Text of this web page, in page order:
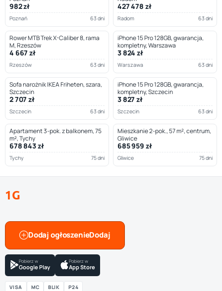
982 zł
Poznań 63 dni
427 478 zł
Radom 63 dni
Rower MTB Trek X-Caliber 8, rama
M, Rzeszów
4 667 zł
Rzeszów 63 dni
iPhone 15 Pro 128GB, gwarancja,
kompletny, Warszawa
3 824 zł
Warszawa 63 dni
Sofa narożnik IKEA Friheten, szara,
Szczecin
2 707 zł
Szczecin 63 dni
iPhone 15 Pro 128GB, gwarancja,
kompletny, Szczecin
3 827 zł
Szczecin 63 dni
Apartament 3-pok. z balkonem, 75
m², Tychy
678 843 zł
Tychy 75 dni
Mieszkanie 2-pok., 57 m², centrum,
Gliwice
685 959 zł
Gliwice 75 dni
1G
Dodaj ogłoszenie
Pobierz w
Google Play
Pobierz w
App Store
VISA MC BLIK P24